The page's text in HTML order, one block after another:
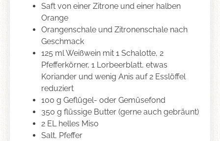
Saft von einer Zitrone und einer halben
Orange
Orangenschale und Zitronenschale nach
Geschmack
125 ml Weißwein mit 1 Schalotte, 2
Pfefferkörner, 1 Lorbeerblatt, etwas
Koriander und wenig Anis auf 2 Esslöffel
reduziert
100 g Geflügel- oder Gemüsefond
350 g flüssige Butter (gerne auch gebräunt)
2 EL helles Miso
Salt, Pfeffer